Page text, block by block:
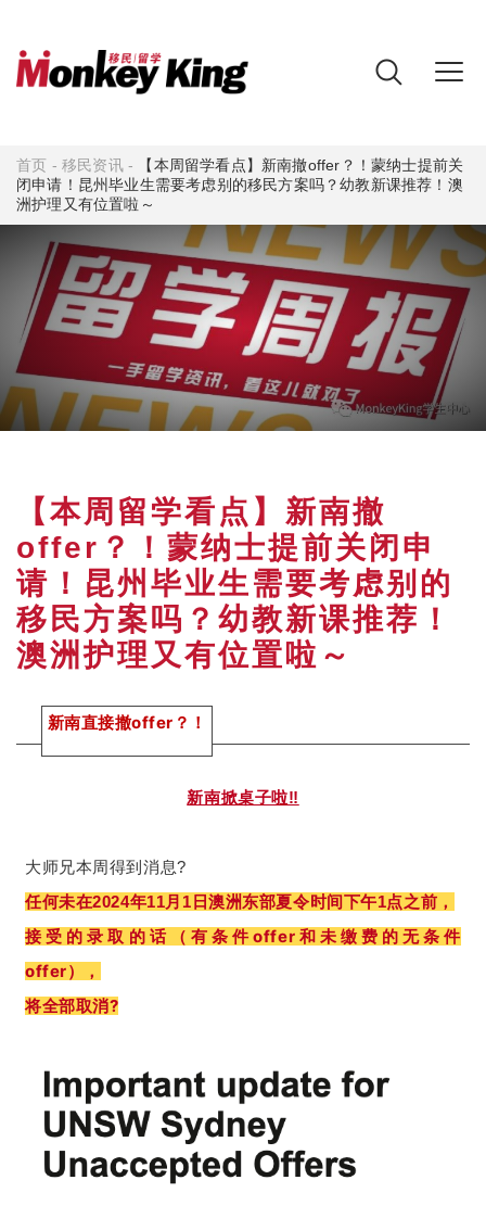
首页 -移民资讯-
【本周留学看点】新南撤offer？！蒙纳士提前关
闭申请！昆州毕业生需要考虑别的移民方案吗？幼教新课推荐！澳
洲护理又有位置啦～
【本周留学看点】新南撤
offer？！蒙纳士提前关闭申
请！昆州毕业生需要考虑别的
移民方案吗？幼教新课推荐！
澳洲护理又有位置啦～
新南直接撤offer？！
新南掀桌子啦‼️
大师兄本周得到消息?
任何未在2024年11月1日澳洲东部夏令时间下午1点之前，
接 受的录取的话（有条件offer和未缴费的无条件
offer），
将全部取消?